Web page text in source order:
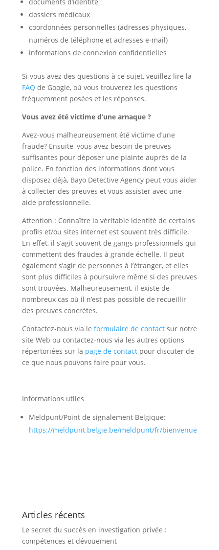
dossiers médicaux
coordonnées personnelles (adresses physiques,
numéros de téléphone et adresses e-mail)
informations de connexion confidentielles
Si vous avez des questions à ce sujet, veuillez lire la
FAQ de Google, où vous trouverez les questions
fréquemment posées et les réponses.
Vous avez été victime d’une arnaque ?
Avez-vous malheureusement été victime d’une
fraude? Ensuite, vous avez besoin de preuves
suffisantes pour déposer une plainte auprès de la
police. En fonction des informations dont vous
disposez déjà, Bayo Detective Agency peut vous aider
à collecter des preuves et vous assister avec une
aide professionnelle.
Attention : Connaître la véritable identité de certains
profils et/ou sites internet est souvent très difficile.
En effet, il s’agit souvent de gangs professionnels qui
commettent des fraudes à grande échelle. Il peut
également s’agir de personnes à l’étranger, et elles
sont plus difficiles à poursuivre même si des preuves
sont trouvées. Malheureusement, il existe de
nombreux cas où il n’est pas possible de recueillir
des preuves concrètes.
Contactez-nous via le formulaire de contactsur notre
site Web ou contactez-nous via les autres options
répertoriées sur la page de contactpour discuter de
ce que nous pouvons faire pour vous.
Informations utiles
Meldpunt/Point de signalement Belgique:
https://meldpunt.belgie.be/meldpunt/fr/bienvenue
Articles récents
Le secret du succès en investigation privée :
compétences et dévouement